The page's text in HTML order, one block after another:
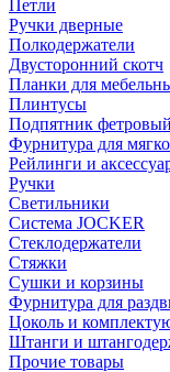
Петли
Ручки дверные
Полкодержатели
Двусторонний скотч
Планки для
Плинтусы
Подпятник фетровый
Фурнитура для
Рейлинги и
Ручки
Светильники
Система JOCKER
Стеклодержатели
Стяжки
Сушки и корзины
Фурнитура для
Цоколь и
Штанги и
Прочие товары